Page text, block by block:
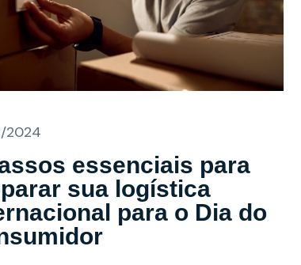
2024
essenciais para
sua logística
para o Dia do